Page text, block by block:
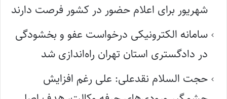
شهریور برای اعلام حضور در کشور فرصت دارند
سامانه الکترونیکی درخواست عفو و بخشودگی
در دادگستری استان تهران راه‌اندازی شد
حجت السلام نقدعلی: علی رغم افزایش